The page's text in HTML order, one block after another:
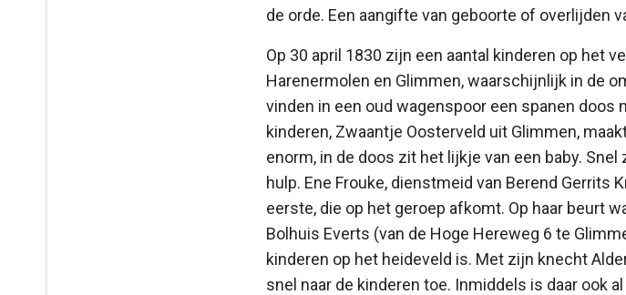
de orde. Een aangifte van geboorte of overlijden
Op 30 april 1830 zijn een aantal kinderen op het
Harenermolen en Glimmen, waarschijnlijk in de
vinden in een oud wagenspoor een spanen doos
kinderen, Zwaantje Oosterveld uit Glimmen,
enorm, in de doos zit het lijkje van een baby.
hulp. Ene Frouke, dienstmeid van Berend Gerrits
eerste, die op het geroep afkomt. Op haar beurt
Bolhuis Everts (van de Hoge Hereweg 6 te
kinderen op het heideveld is. Met zijn knecht
snel naar de kinderen toe. Inmiddels is daar ook